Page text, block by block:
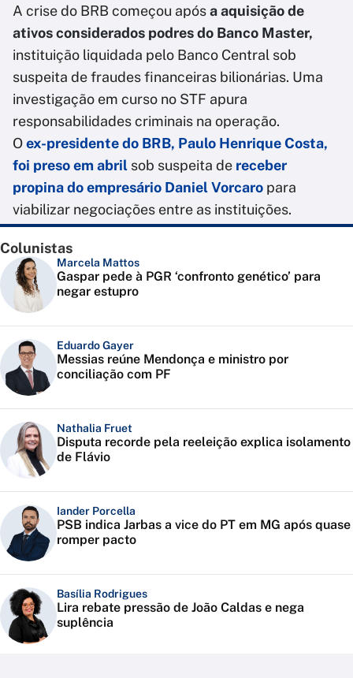
A crise do BRB começou apósa aquisição de
ativos considerados podres do Banco Master,
instituição liquidada pelo Banco Central sob
suspeita de fraudes financeiras bilionárias. Uma
investigação em curso no STF apura
responsabilidades criminais na operação.
Oex-presidente do BRB, Paulo Henrique Costa,
foi preso em abril sob suspeita de receber
propina do empresário Daniel Vorcaro para
viabilizar negociações entre as instituições.
Colunistas
Marcela Mattos
Gaspar pede à PGR ‘confronto genético’ para
negar estupro
Eduardo Gayer
Messias reúne Mendonça e ministro por
conciliação com PF
Nathalia Fruet
Disputa recorde pela reeleição explica isolamento
de Flávio
Iander Porcella
PSB indica Jarbas a vice do PT em MG após quase
romper pacto
Basília Rodrigues
Lira rebate pressão de João Caldas e nega
suplência